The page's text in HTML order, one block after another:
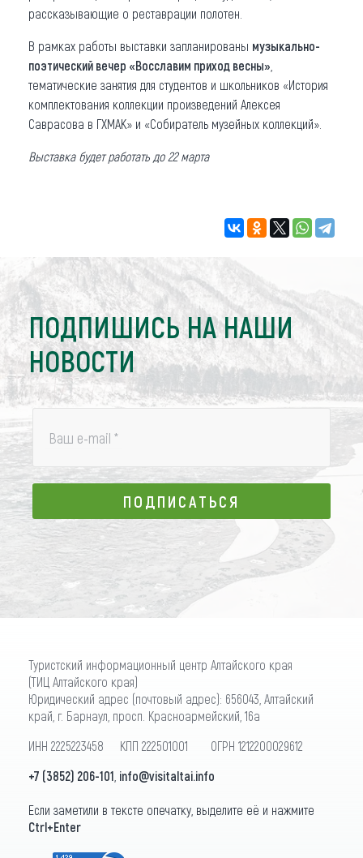
рассказывающие о реставрации полотен.
В рамках работы выставки запланированы музыкально-
поэтический вечер «Восславим приход весны»
тематические занятия для студентов и школьников «История
комплектования коллекции произведений Алексея
Саврасова в ГХМАК» и «Собиратель музейных коллекций».
Выставка будет работать до 22 марта
ПОДПИШИСЬ НА НАШИ
НОВОСТИ
Ваш e-mail *
ПОДПИСАТЬСЯ
ПОДПИСАТЬСЯ
Туристский информационный центр Алтайского края
(ТИЦ Алтайского края)
Юридический адрес (почтовый адрес): 656043, Алтайский
край, г. Барнаул, просп. Красноармейский, 16а
ИНН 2225223458 КПП 222501001 ОГРН 1212200029612
+7 (3852) 206-101 info@visitaltai.info
Если заметили в тексте опечатку, выделите её и нажмите
Ctrl+Enter